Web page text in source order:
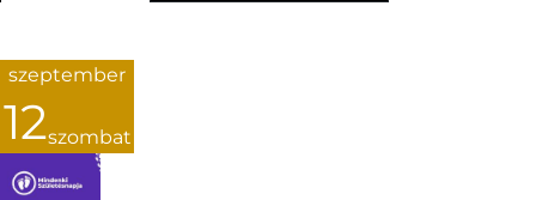
szeptember
12szombat